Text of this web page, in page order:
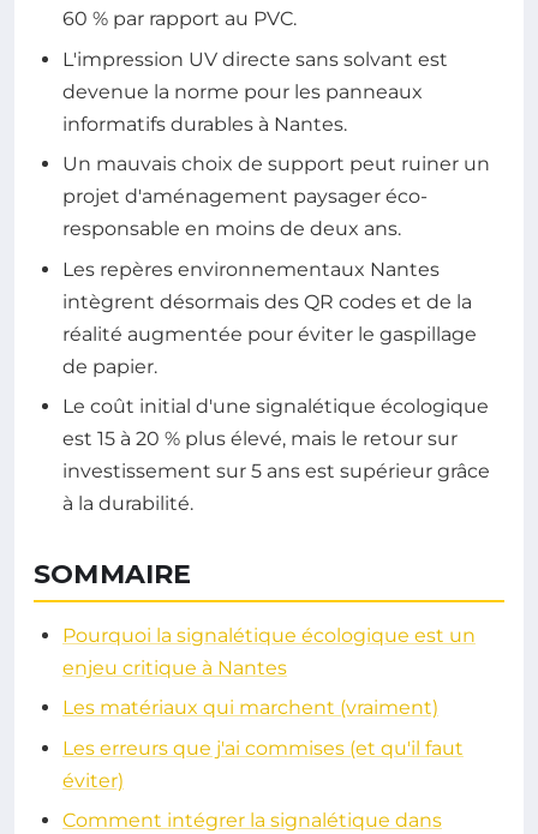
60 % par rapport au PVC.
L'impression UV directe sans solvant est
devenue la norme pour les panneaux
informatifs durables à Nantes.
Un mauvais choix de support peut ruiner un
projet d'aménagement paysager éco-
responsable en moins de deux ans.
Les repères environnementaux Nantes
intègrent désormais des QR codes et de la
réalité augmentée pour éviter le gaspillage
de papier.
Le coût initial d'une signalétique écologique
est 15 à 20 % plus élevé, mais le retour sur
investissement sur 5 ans est supérieur grâce
à la durabilité.
SOMMAIRE
Pourquoi la signalétique écologique est un
enjeu critique à Nantes
Les matériaux qui marchent (vraiment)
Les erreurs que j'ai commises (et qu'il faut
éviter)
Comment intégrer la signalétique dans